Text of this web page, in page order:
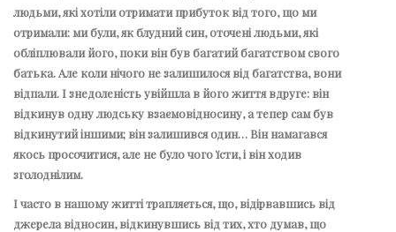
людьми, які хотіли отримати прибуток від того, що ми
отримали: ми були, як блудний син, оточені людьми, які
обліплювали його, поки він був багатий багатством свого
батька. Але коли нічого не залишилося від багатства, вони
відпали. І знедоленість увійшла в його життя вдруге: він
відкинув одну людську взаємовідносину, а тепер сам був
відкинутий іншими; він залишився один… Він намагався
якось просочитися, але не було чого їсти, і він ходив
зголоднілим.
І часто в нашому житті трапляється, що, відірвавшись від
джерела відносин, відкинувшись від тих, хто думав, що